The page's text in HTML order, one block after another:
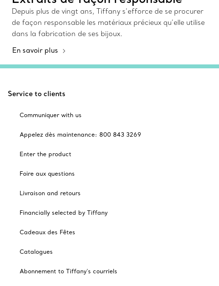
Depuis plus de vingt ans, Tiffany s’efforce de se procurer
de façon responsable les matériaux précieux qu’elle utilise
dans la fabrication de ses bijoux.
En savoir plus
Service to clients
Communiquer with us
Appelez dès maintenance: 800 843 3269
Enter the product
Foire aux questions
Livraison and retours
Financially selected by Tiffany
Cadeaux des Fêtes
Catalogues
Abonnement to Tiffany's courriels